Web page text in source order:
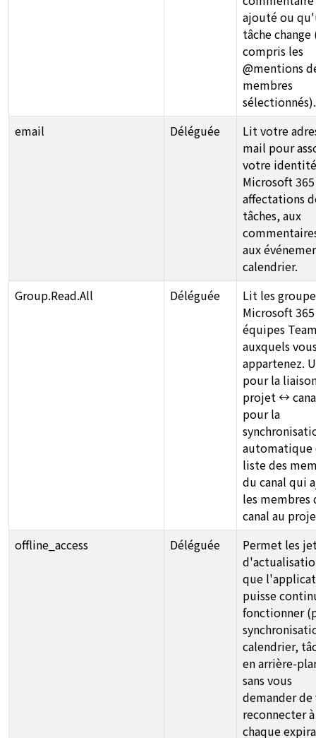
ajouté ou
tâche change
compris les
@mentions
membres
sélectionnés).
email
Déléguée
Lit votre
mail pour
votre identité
Microsoft
affectations
tâches, aux
aux
calendrier.
Group.Read.All
Déléguée
Lit les
Microsoft
équipes
auxquels
appartenez.
pour la
projet ↔
pour la
automatique
liste des
du canal qui
les membres
canal au
offline_access
Déléguée
Permet les
que
puisse
fonctionner
calendrier,
en arrière-
sans vous
demander de
reconnecter à
chaque